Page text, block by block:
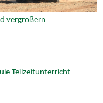
Teilzeitunterricht